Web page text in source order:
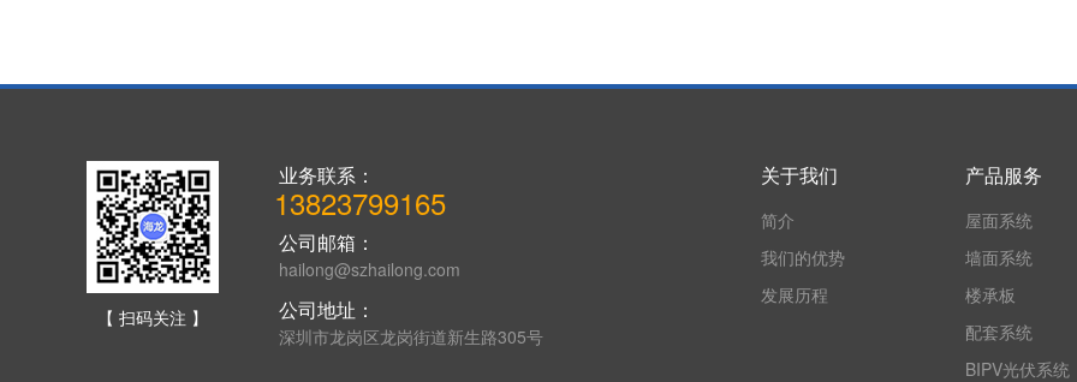
【 扫码关注 】
业务联系：
13823799165
公司邮箱：
hailong@szhailong.com
公司地址：
深圳市龙岗区龙岗街道新生路305号
关于我们
简介
我们的优势
发展历程
产品服务
屋面系统
墙面系统
楼承板
配套系统
BIPV光伏系统